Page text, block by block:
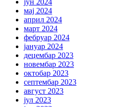
јун 2024
мај 2024
април 2024
март 2024
фебруар 2024
јануар 2024
децембар 2023
новембар 2023
октобар 2023
септембар 2023
август 2023
јул 2023